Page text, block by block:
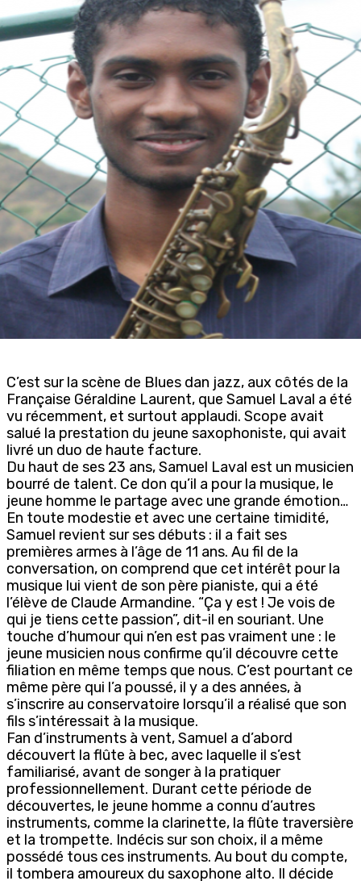
C’est sur la scène de Blues dan jazz, aux côtés de la
Française Géraldine Laurent, que Samuel Laval a été
vu récemment, et surtout applaudi. Scope avait
salué la prestation du jeune saxophoniste, qui avait
livré un duo de haute facture.
Du haut de ses 23 ans, Samuel Laval est un musicien
bourré de talent. Ce don qu’il a pour la musique, le
jeune homme le partage avec une grande émotion…
En toute modestie et avec une certaine timidité,
Samuel revient sur ses débuts : il a fait ses
premières armes à l’âge de 11 ans. Au fil de la
conversation, on comprend que cet intérêt pour la
musique lui vient de son père pianiste, qui a été
l’élève de Claude Armandine. “Ça y est ! Je vois de
qui je tiens cette passion”, dit-il en souriant. Une
touche d’humour qui n’en est pas vraiment une : le
jeune musicien nous confirme qu’il découvre cette
filiation en même temps que nous. C’est pourtant ce
même père qui l’a poussé, il y a des années, à
s’inscrire au conservatoire lorsqu’il a réalisé que son
fils s’intéressait à la musique.
Fan d’instruments à vent, Samuel a d’abord
découvert la flûte à bec, avec laquelle il s’est
familiarisé, avant de songer à la pratiquer
professionnellement. Durant cette période de
découvertes, le jeune homme a connu d’autres
instruments, comme la clarinette, la flûte traversière
et la trompette. Indécis sur son choix, il a même
possédé tous ces instruments. Au bout du compte,
il tombera amoureux du saxophone alto. Il décide